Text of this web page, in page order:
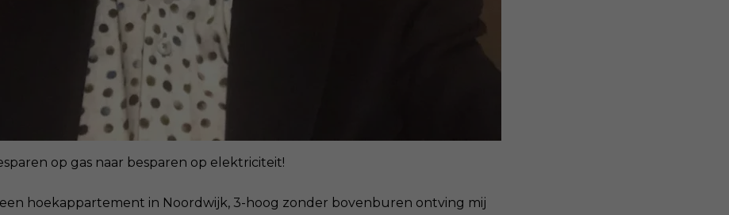
op gas naar besparen op elektriciteit!
hoekappartement in Noordwijk, 3-hoog zonder bovenburen ontving mij